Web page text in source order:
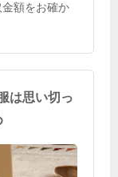
額をお確か
は思い切っ